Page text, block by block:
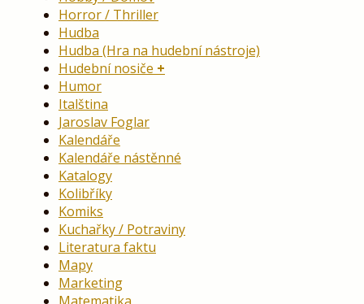
Horror / Thriller
Hudba
Hudba (Hra na hudební nástroje)
Hudební nosiče
Humor
Italština
Jaroslav Foglar
Kalendáře
Kalendáře nástěnné
Katalogy
Kolibříky
Komiks
Kuchařky / Potraviny
Literatura faktu
Mapy
Marketing